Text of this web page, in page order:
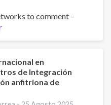
to comment –
en
de Integración
anfitriona de